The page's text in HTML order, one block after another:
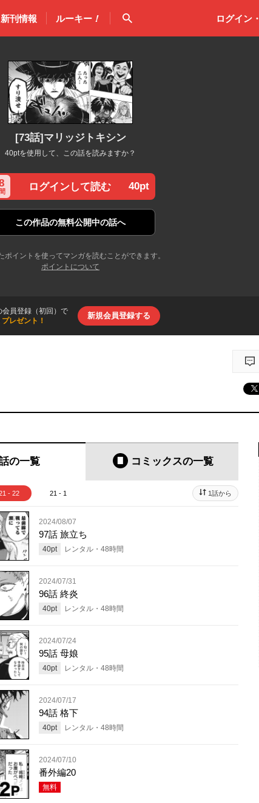
新刊情報 ルーキー！ 検索 ログイン・
[73話]マリッジトキシン
40ptを使用して、この話を読みますか？
ログインして読む 40pt
この作品の無料公開中の話へ
ポイントを使ってマンガを読むことができます。
ポイントについて
会員登録（初回）で
レゼント！
新規会員登録する
の一覧 コミックスの一覧
- 22 21 - 1 1話から
2024/08/07
97話 旅立ち
40pt レンタル・ 48時間
2024/07/31
96話 終炎
40pt レンタル・ 48時間
2024/07/24
95話 母娘
40pt レンタル・ 48時間
2024/07/17
94話 格下
40pt レンタル・ 48時間
2024/07/10
番外編20
無料